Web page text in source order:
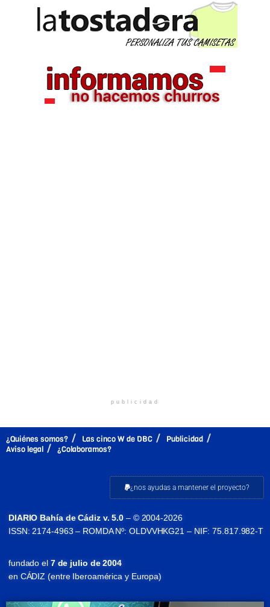
publicidad
¿Quiénes somos? Las cinco W de DBC
Publicidad
Aviso legal
¿Colaboramos?
¿nos ayudas a mantener el proyecto?
DIARIO Bahía de Cádiz v. 5.0 – © 2004-2026
ISSN: 2174-4963 – ROMDA Nº: OLDVVHKG21 – NIF: 75.817.982-T
fundado el7 de julio de 2004
en CÁDIZ (entre Iberoamérica y Europa)